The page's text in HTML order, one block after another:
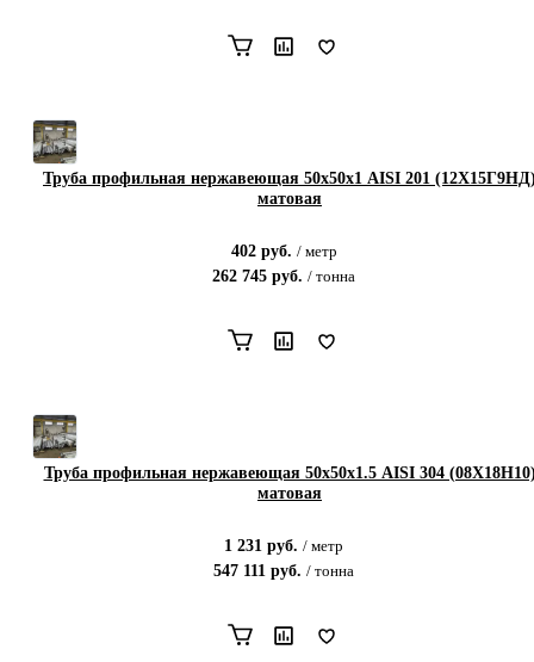
Труба профильная нержавеющая 50х50х1 AISI 201
матовая
402руб. / метр
262 745 руб. / тонна
Труба профильная нержавеющая 50х50х1.5 AISI 304
матовая
1 231 руб. / метр
547 111 руб. / тонна